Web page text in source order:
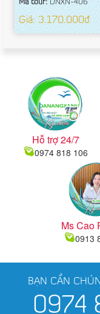
Mã tour:DNXN-406
Giá: 3.170.000đ
Hỗ trợ 24/7
0974 818 106
Ms Cao
0913
BẠN CẦN
0974